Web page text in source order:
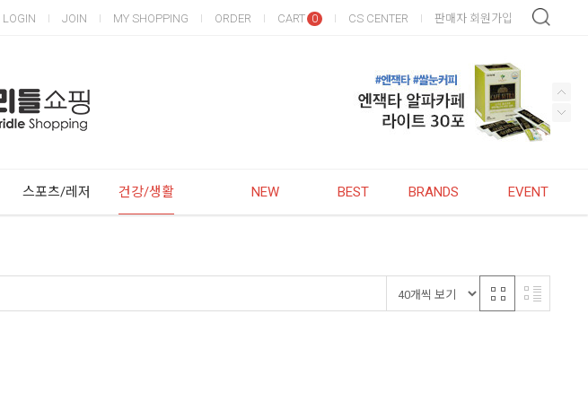
LOGIN JOIN MY SHOPPING ORDER CART 0 CS CENTER 판매자 회원가입
스포츠/레저 건강/생활 NEW BEST BRANDS EVENT